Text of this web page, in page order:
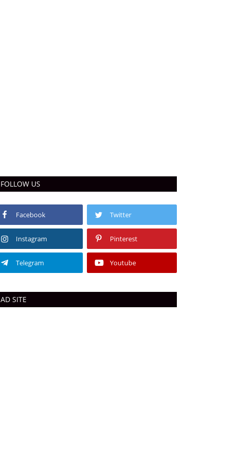
FOLLOW US
Facebook Twitter
Instagram Pinterest
Telegram Youtube
AD SITE